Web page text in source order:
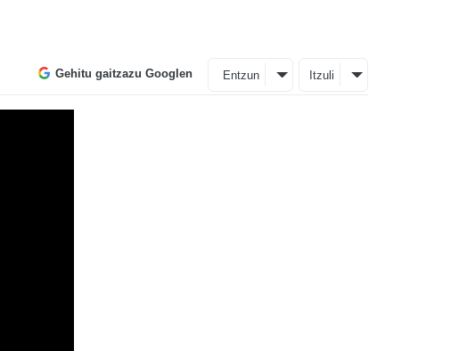
Gehitu gaitzazu Googlen Entzun Itzuli